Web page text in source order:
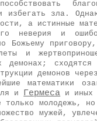
и избегать зла.
а истинные
неверия и
Божьему
и
демонах;
демонов
математики
и Гермеса и иных
только молодежь,
мужей,